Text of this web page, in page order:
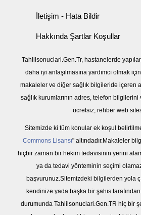
İletişim - Hata Bildir
Hakkında Şartlar Koşullar
Tahlilsonuclari.Gen.Tr, hastanelerde
daha iyi anlaşılmasına yardımcı olmak
makaleler ve diğer sağlık bilgileride içeren
sağlık kurumlarının adres, telefon
ücretsiz, rehber web
Sitemizde ki tüm konular ek koşul
Commons Lisansı" altındadır.Makaleler
hiçbir zaman bir hekim tedavisinin yerini
ya da tedavi yönteminin seçimi
başvurunuz.Sitemizdeki bilgilerden yola
kendinize yada başka bir şahıs
durumunda Tahlilsonuclari.Gen.TR hiç bir